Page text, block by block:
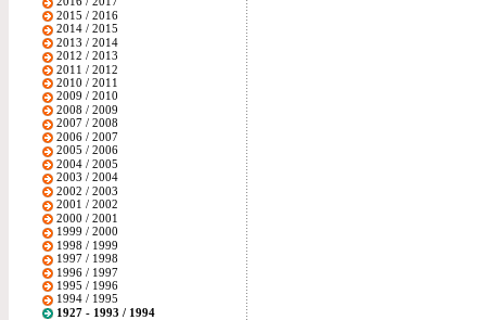
2015 / 2016
2014 / 2015
2013 / 2014
2012 / 2013
2011 / 2012
2010 / 2011
2009 / 2010
2008 / 2009
2007 / 2008
2006 / 2007
2005 / 2006
2004 / 2005
2003 / 2004
2002 / 2003
2001 / 2002
2000 / 2001
1999 / 2000
1998 / 1999
1997 / 1998
1996 / 1997
1995 / 1996
1994 / 1995
1927 - 1993 / 1994